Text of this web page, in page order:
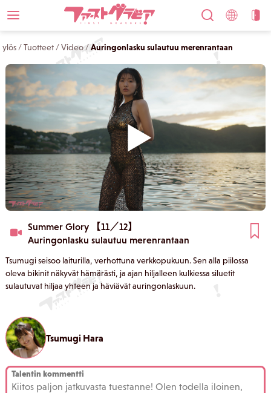
ylös /Tuotteet /Video/Auringonlasku sulautuu merenrantaan
Summer Glory 【11／12】
Auringonlasku sulautuu merenrantaan
Tsumugi seisoo laiturilla, verhottuna verkkopukuun. Sen alla piilossa
oleva bikinit näkyvät hämärästi, ja ajan hiljalleen kulkiessa siluetit
sulautuvat hiljaa yhteen ja häviävät auringonlaskuun.
Tsumugi Hara
Talentin kommentti
Kiitos paljon jatkuvasta tuestanne! Olen todella iloinen,